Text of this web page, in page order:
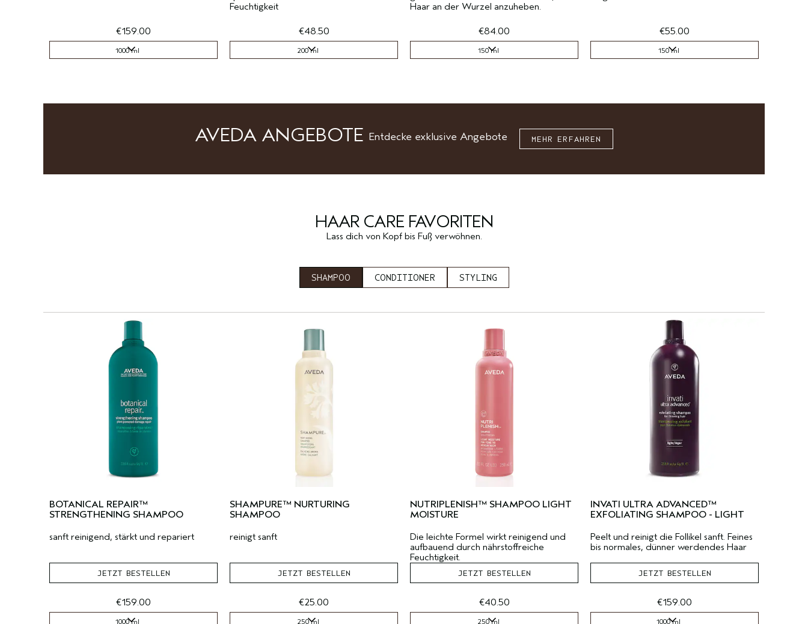
€159.00
1000 ml
Feuchtigkeit
€48.50
200 ml
Haar an der Wurzel anzuheben.
€84.00
150 ml
€55.00
150 ml
AVEDA ANGEBOTE Entdecke exklusive Angebote MEHR ERFAHREN
HAAR CARE FAVORITEN
Lass dich von Kopf bis Fuß verwöhnen.
SHAMPOO CONDITIONER STYLING
BOTANICAL REPAIR™
STRENGTHENING SHAMPOO
sanft reinigend, stärkt und repariert
JETZT BESTELLEN
€159.00
1000 ml
SHAMPURE™ NURTURING
SHAMPOO
reinigt sanft
JETZT BESTELLEN
€25.00
250 ml
NUTRIPLENISH™ SHAMPOO LIGHT
MOISTURE
Die leichte Formel wirkt reinigend und
aufbauend durch nährstoffreiche
Feuchtigkeit.
JETZT BESTELLEN
€40.50
250 ml
INVATI ULTRA ADVANCED™
EXFOLIATING SHAMPOO - LIGHT
Peelt und reinigt die Follikel sanft. Feines
bis normales, dünner werdendes Haar
JETZT BESTELLEN
€159.00
1000 ml